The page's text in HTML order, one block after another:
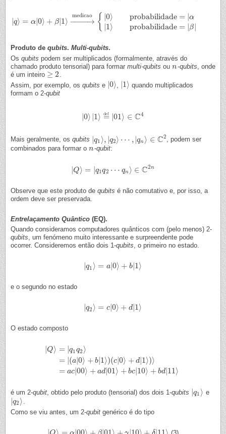
q⟩ = α| 0⟩ + β| 1⟩ − →
−−−
medicao { |0⟩
1⟩
probabilidade = |α
probabilidade = β
q⟩=α| 0⟩+β|1⟩→me d icao{|0⟩probabilidade = 1 probabilidade =| β|
Produto de qubits. Multi-qubits.
Os qubits podem ser multiplicados (formalmente, através do
chamado produto tensorial) para formar multi-qubits ou n
n -qubits , onde
é um inteiro ≥ 2
≥2
Assim, por exemplo, os qubits e 0⟩
0⟩ 1⟩
1⟩ quando multiplicados
formam o 2-qubit
0⟩ 1⟩ =
def |01⟩ ∈ C4
0⟩| ⟩= def 01⟩∈ C4
Mais geralmente, os qubits q1 ⟩, q2⟩ ⋯ , |qn ⟩ ∈ C2
q1 ⟩,| q2⟩⋯ | q n⟩ ∈C2
, podem ser
combinados para formar o n
n -qubit:
Q⟩ = q1q2 ⋯ qn ⟩ ∈ C2n
Q⟩ = |q1 q2⋯q n ⟩ ∈ C2 n
Observe que este produto de qubits é não comutativo e, por isso, a
ordem deve ser preservada.
Entrelaçamento Quântico (EQ).
Quando consideramos computadores quânticos com (pelo menos) 2-
qubits, um fenómeno muito interessante e surpreendente pode
ocorrer. Consideremos então dois 1-qubits, o primeiro no estado.
|q1 ⟩ = a| 0⟩ + b| 1⟩
q1 ⟩=a| 0⟩+b| 1⟩
e o segundo no estado
|q2 ⟩ = c| 0⟩ + d| 1⟩
q2 ⟩=c| 0⟩ +d| 1⟩
O estado composto
|Q⟩ = |q1 q2 ⟩
= (a |0⟩ + b 1 ⟩)(c |0⟩ + d| 1 ⟩)⟩
= ac |00⟩ + ad|01⟩ + bc 10⟩ + bd| 11⟩
q1 2⟩=|(a 0⟩ +b|1⟩)(c| 0⟩+ d|1⟩) ⟩=ac d|
é um 2-qubit , obtido pelo produto (tensorial) dos dois 1-qubits q1 ⟩
q1 ⟩ e
q2 ⟩
q2 ⟩
Como se viu antes, um 2-qubit genérico é do tipo